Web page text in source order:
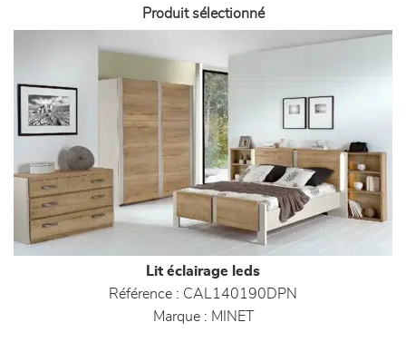
Produit sélectionné
Lit éclairage leds
Référence : CAL140190DPN
Marque : MINET